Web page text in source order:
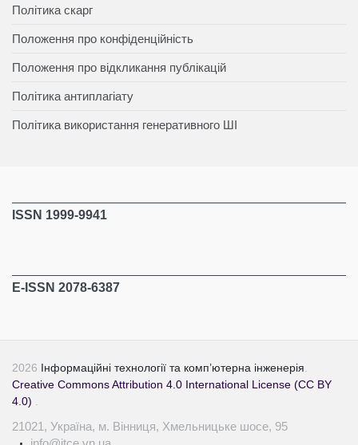
Політика скарг
Положення про конфіденційність
Положення про відкликання публікацій
Політика антиплагіату
Політика використання генеративного ШІ
ISSN 1999-9941
E-ISSN 2078-6387
2026 Інформаційні технології та комп’ютерна інженерія
Creative Commons Attribution 4.0 International License (CC BY
4.0)
21021, Україна, м. Вінниця, Хмельницьке шосе, 95